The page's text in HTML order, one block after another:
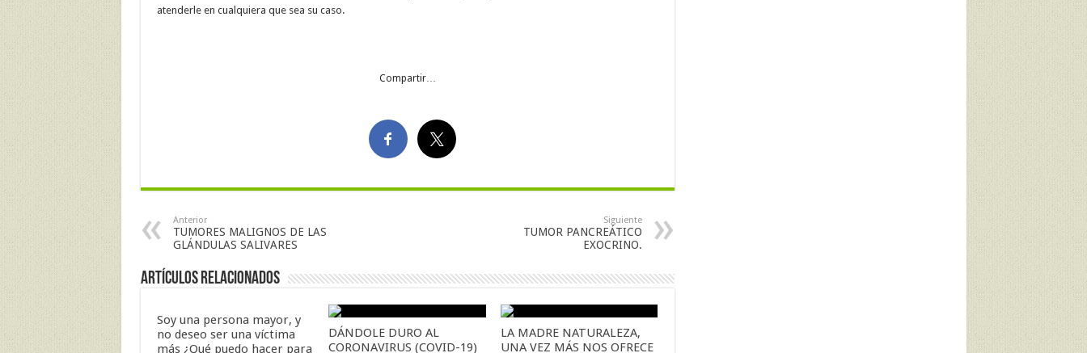
atenderle en cualquiera que sea su caso.
Compartir…
Anterior
TUMORES MALIGNOS DE LAS
GLÁNDULAS SALIVARES
Siguiente
TUMOR PANCREÁTICO
EXOCRINO.
Artículos Relacionados
Soy una persona mayor, y
no deseo ser una víctima
más ¿Qué puedo hacer para
DÁNDOLE DURO AL
CORONAVIRUS (COVID-19)
LA MADRE NATURALEZA,
UNA VEZ MÁS NOS OFRECE